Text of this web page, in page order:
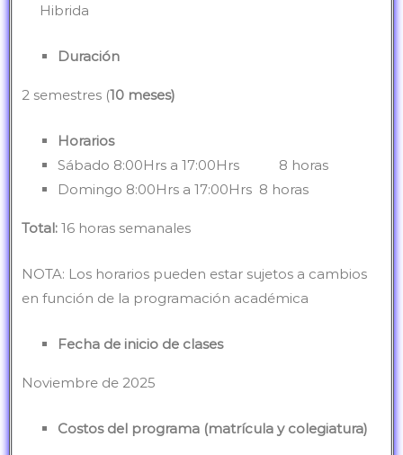
Hibrida
Duración
2 semestres (10 meses)
Horarios
Sábado 8:00Hrs a 17:00Hrs 8 horas
Domingo 8:00Hrs a 17:00Hrs 8 horas
Total: 16 horas semanales
NOTA: Los horarios pueden estar sujetos a cambios
en función de la programación académica
Fecha de inicio de clases
Noviembre de 2025
Costos del programa (matrícula y colegiatura)